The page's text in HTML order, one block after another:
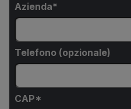
Azienda
Telefono (opzionale)
CAP*